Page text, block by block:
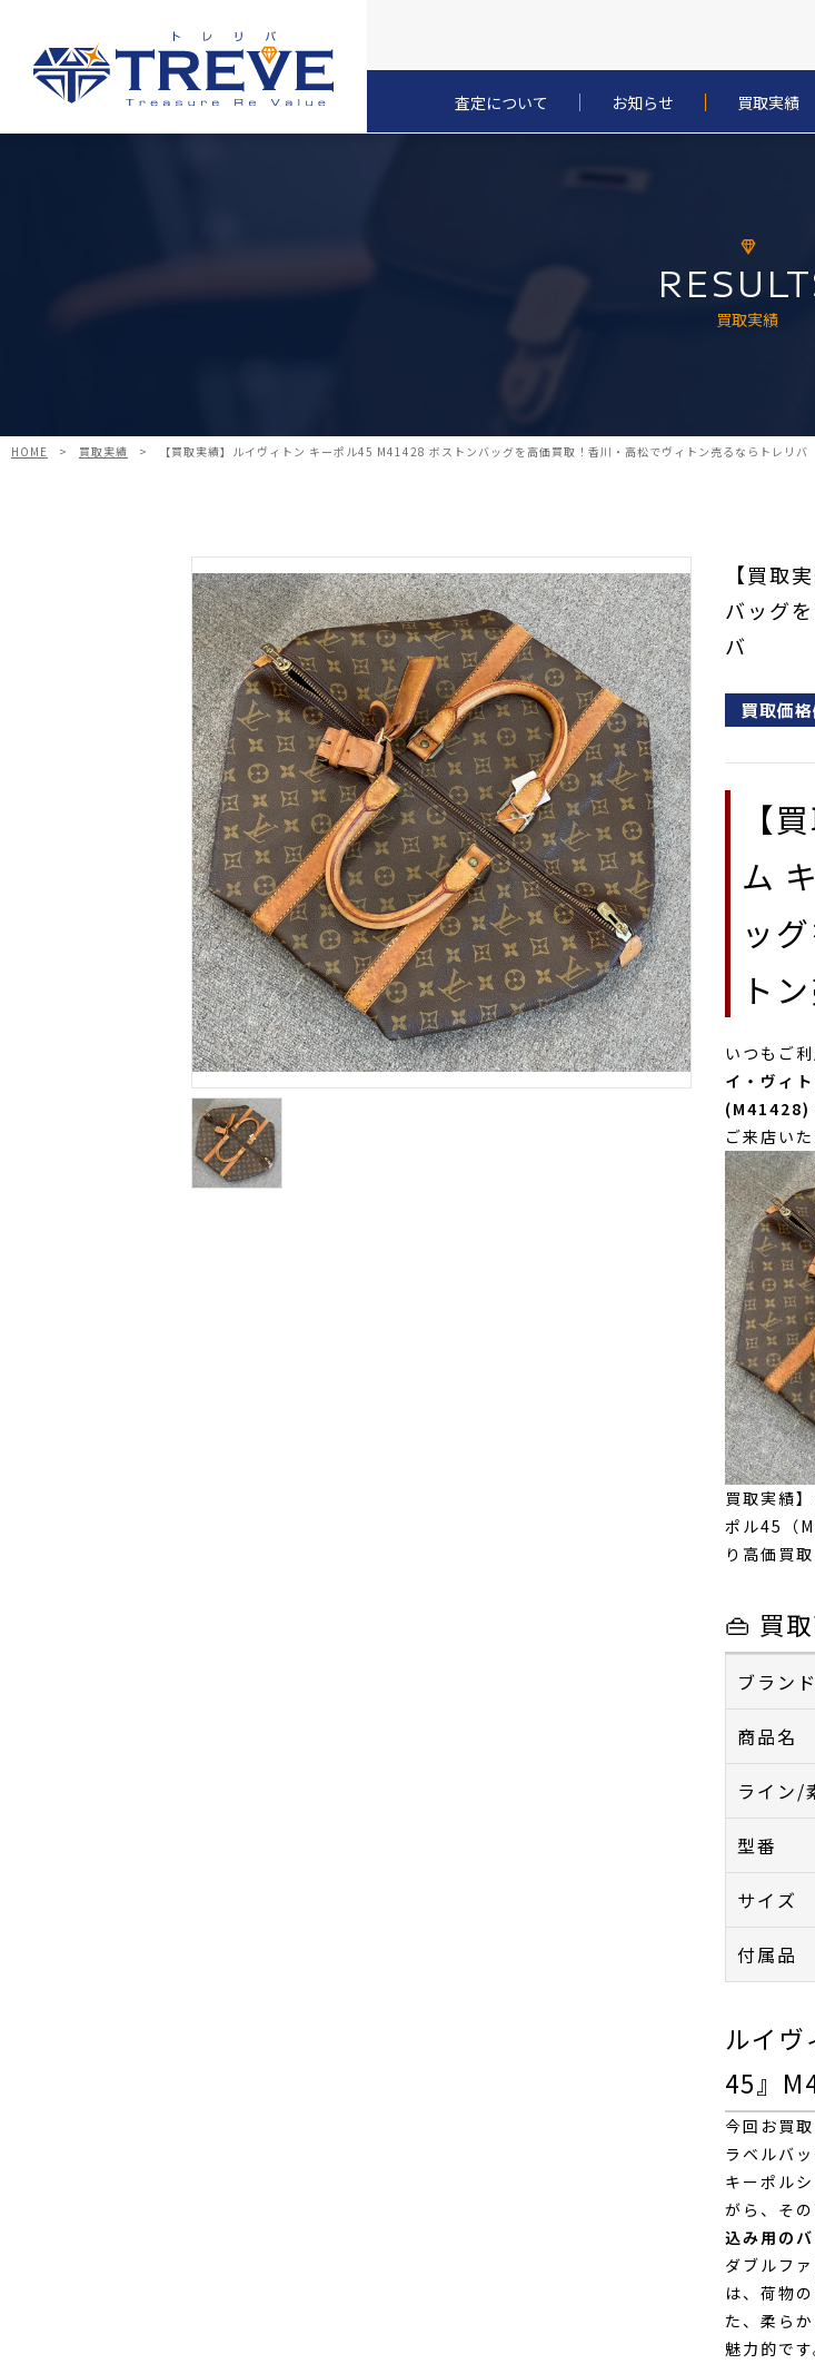
査定について お知らせ 買取実績
買取実績
HOME > 買取実績 > 【買取実績】ルイヴィトン キーポル45 M41428 ボストンバッグを高価買取！香川・高松でヴィトン売るならトレリバ
【買取
バッグ
バ
買取価格
【
ム
ッ
ト
いつもご
イ・ヴィ
(M41428)
ご来店い
買取実績
ポル45（
り高価買
👜 買
ブラン
商品名
ライン/
型番
サイズ
付属品
ルイヴ
45』
今回お買
ラベルバ
キーポル
がら、そ
込み用の
ダブルフ
は、荷物
た、柔ら
魅力的です